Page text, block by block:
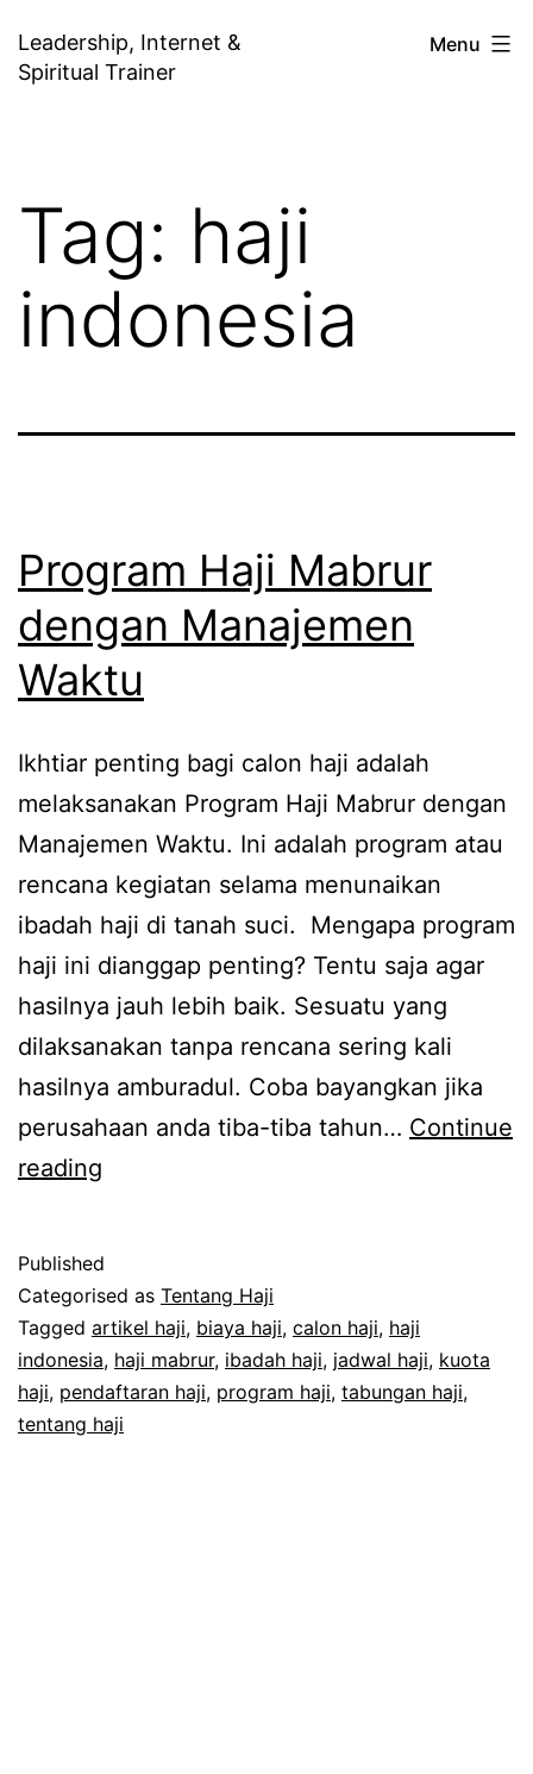
to
Leadership, Internet &
Spiritual Trainer
Menu
Tag: haji
indonesia
Program Haji Mabrur
dengan Manajemen
Waktu
Ikhtiar penting bagi calon haji adalah
melaksanakan Program Haji Mabrur dengan
Manajemen Waktu. Ini adalah program atau
rencana kegiatan selama menunaikan
ibadah haji di tanah suci. Mengapa program
haji ini dianggap penting? Tentu saja agar
hasilnya jauh lebih baik. Sesuatu yang
dilaksanakan tanpa rencana sering kali
hasilnya amburadul. Coba bayangkan jika
perusahaan anda tiba-tiba tahun… Continue
reading
dengan
Manajemen
Waktu
Published
Categorised as Tentang Haji
Tagged artikel haji, biaya haji, calon haji, haji
indonesia, haji mabrur, ibadah haji, jadwal haji, kuota
haji, pendaftaran haji, program haji, tabungan haji,
tentang haji